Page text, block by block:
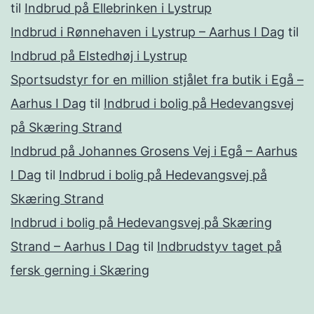
til Indbrud på Ellebrinken i Lystrup
Indbrud i Rønnehaven i Lystrup – Aarhus I Dag til
Indbrud på Elstedhøj i Lystrup
Sportsudstyr for en million stjålet fra butik i Egå –
Aarhus I Dag til Indbrud i bolig på Hedevangsvej
på Skæring Strand
Indbrud på Johannes Grosens Vej i Egå – Aarhus
I Dag til Indbrud i bolig på Hedevangsvej på
Skæring Strand
Indbrud i bolig på Hedevangsvej på Skæring
Strand – Aarhus I Dag til Indbrudstyv taget på
fersk gerning i Skæring